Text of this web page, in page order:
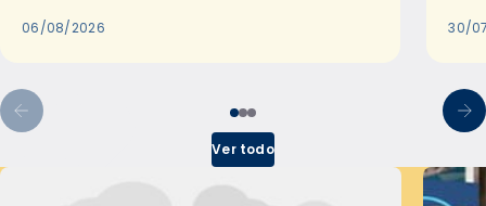
06/08/2026 30/
Ver todo